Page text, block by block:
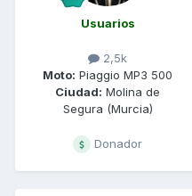
Usuarios
2,5k
Moto: Piaggio MP3 500
Ciudad: Molina de
Segura (Murcia)
Donador